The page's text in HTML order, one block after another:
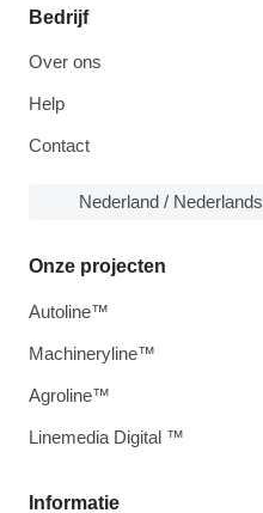
Bedrijf
Over ons
Help
Contact
Nederland / Nederlands
Informatie
Onze projecten
Autoline™
Machineryline™
Agroline™
Linemedia Digital ™